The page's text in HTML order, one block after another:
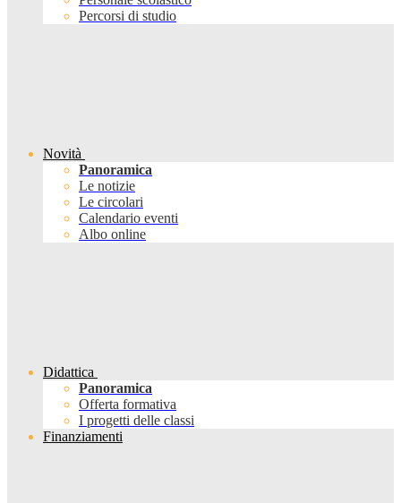
Percorsi di studio
Novità
Panoramica
Le notizie
Le circolari
Calendario eventi
Albo online
Didattica
Panoramica
Offerta formativa
I progetti delle classi
Finanziamenti